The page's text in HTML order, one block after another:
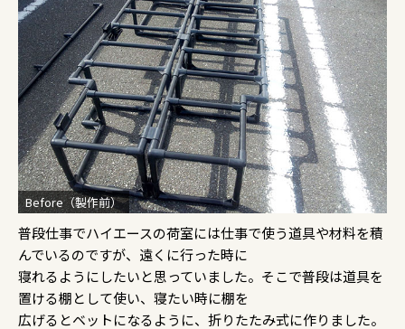
Before（製作前）
普段仕事でハイエースの荷室には仕事で使う道具や材料を積
んでいるのですが、遠くに行った時に
寝れるようにしたいと思っていました。そこで普段は道具を
置ける棚として使い、寝たい時に棚を
広げるとベットになるように、折りたたみ式に作りました。